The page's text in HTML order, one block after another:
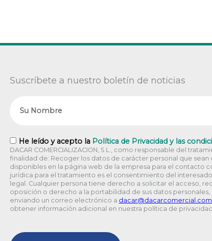
Suscríbete a nuestro boletín de noticias
RGPD
He leído y acepto la Política de Privacidad y las
DACAR COMERCIALIZACION, S.L., como responsable del
finalidad de: Recoger los datos de carácter personal que
disponibles en la página web de la empresa para el contacto
jurídica para el tratamiento es el consentimiento del
legal. Cualquier persona tiene derecho a solicitar el acceso,
oposición o derecho a la portabilidad de sus datos
enviando un correo electrónico a
moc.laicremocracad
@racad
obtener información adicional en nuestra política de privacidad.